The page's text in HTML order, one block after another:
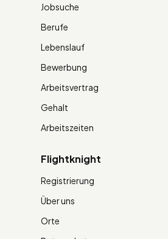
Jobsuche
Berufe
Lebenslauf
Bewerbung
Arbeitsvertrag
Gehalt
Arbeitszeiten
Flightknight
Registrierung
Über uns
Orte